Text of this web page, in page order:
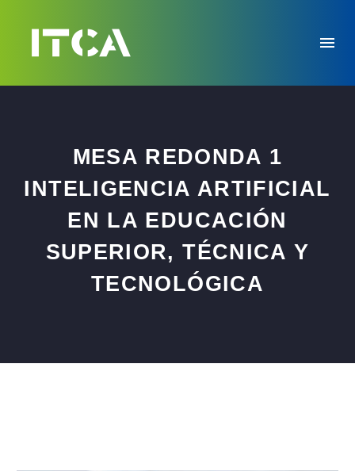
MESA REDONDA 1
INTELIGENCIA ARTIFICIAL
EN LA EDUCACIÓN
SUPERIOR, TÉCNICA Y
TECNOLÓGICA